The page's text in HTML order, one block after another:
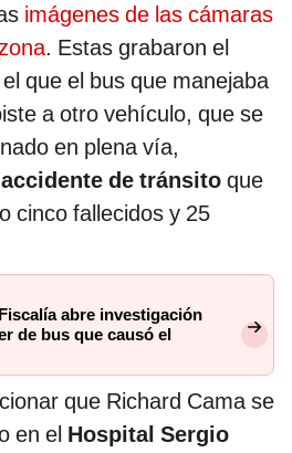
imágenes de las cámaras
. Estas grabaron el
que el bus que manejaba
a otro vehículo, que se
en plena vía,
accidente de tránsito que
cinco fallecidos y 25
abre investigación
de bus que causó el
que Richard Cama se
en el Hospital Sergio